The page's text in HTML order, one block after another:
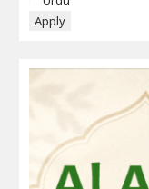
Apply